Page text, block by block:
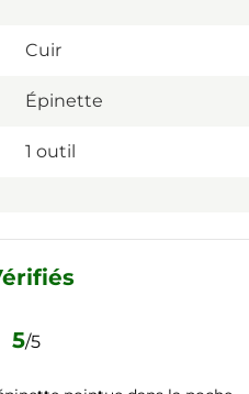
Cuir
Épinette
1 outil
5/5